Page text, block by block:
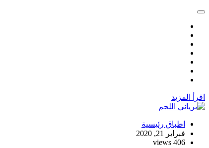
اقرأ المزيد
اطباق رئيسية
فبراير 21, 2020
406 views